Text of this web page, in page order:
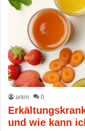
arkm 0
und wie kann